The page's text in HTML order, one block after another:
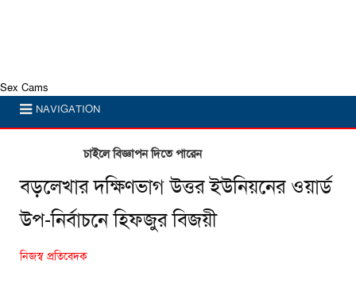
Sex Cams
NAVIGATION
চাইলে বিজ্ঞাপন দিতে পারেন
বড়লেখার দক্ষিণভাগ উত্তর ইউনিয়নের ওয়ার্ড
উপ-নির্বাচনে হিফজুর বিজয়ী
নিজস্ব প্রতিবেদক